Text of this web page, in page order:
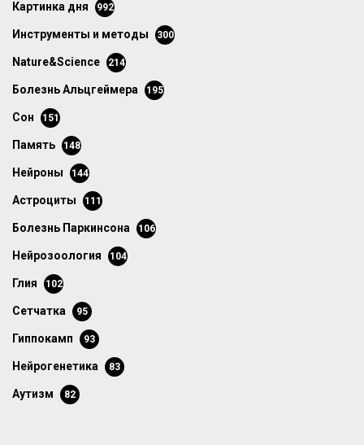
картинка дня 992
инструменты и методы 300
Nature&Science 214
болезнь Альцгеймера 195
сон 151
память 148
нейроны 144
астроциты 111
болезнь Паркинсона 106
нейрозоология 104
глия 102
сетчатка 95
гиппокамп 93
нейрогенетика 83
аутизм 82